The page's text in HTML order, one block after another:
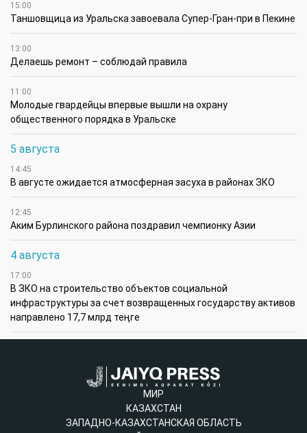
15:00
Таншовщица из Уральска завоевала Супер-Гран-при в Пекине
13:00
Делаешь ремонт – соблюдай правила
11:00
Молодые гвардейцы впервые вышли на охрану
общественного порядка в Уральске
5 августа
14:45
В августе ожидается атмосферная засуха в районах ЗКО
12:45
Аким Бурлинского района поздравил чемпионку Азии
4 августа
17:00
В ЗКО на строительство объектов социальной
инфраструктуры за счет возвращенных государству активов
направлено 17,7 млрд теңге
МИР
КАЗАХСТАН
ЗАПАДНО-КАЗАХСТАНСКАЯ ОБЛАСТЬ